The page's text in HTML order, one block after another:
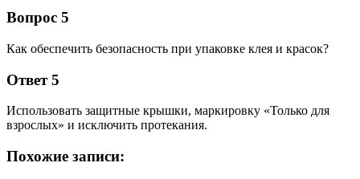
Вопрос 5
Как обеспечить безопасность при упаковке клея и красок?
Ответ 5
Использовать защитные крышки, маркировку «Только для
взрослых» и исключить протекания.
Похожие записи: